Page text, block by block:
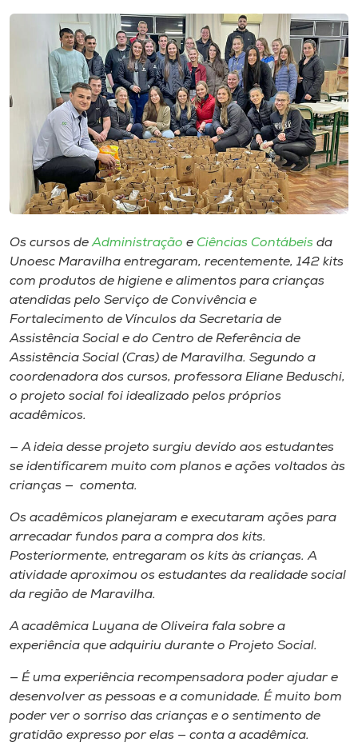
Editora
Rádio
Museu
Unoesc
Store
Selecione
o idioma
A+
A-
Os cursos deAdministração e Ciências Contábeis da
Unoesc Maravilha entregaram, recentemente, 142 kits
com produtos de higiene e alimentos para crianças
atendidas pelo Serviço de Convivência e
Fortalecimento de Vínculos da Secretaria de
Assistência Social e do Centro de Referência de
Assistência Social (Cras) de Maravilha. Segundo a
coordenadora dos cursos, professora Eliane Beduschi,
o projeto social foi idealizado pelos próprios
acadêmicos.
— A ideia desse projeto surgiu devido aos estudantes
se identificarem muito com planos e ações voltados às
crianças — comenta.
Os acadêmicos planejaram e executaram ações para
arrecadar fundos para a compra dos kits.
Posteriormente, entregaram os kits às crianças. A
atividade aproximou os estudantes da realidade social
da região de Maravilha.
A acadêmica Luyana de Oliveira fala sobre a
experiência que adquiriu durante o Projeto Social.
— É uma experiência recompensadora poder ajudar e
desenvolver as pessoas e a comunidade. É muito bom
poder ver o sorriso das crianças e o sentimento de
gratidão expresso por elas — conta a acadêmica.